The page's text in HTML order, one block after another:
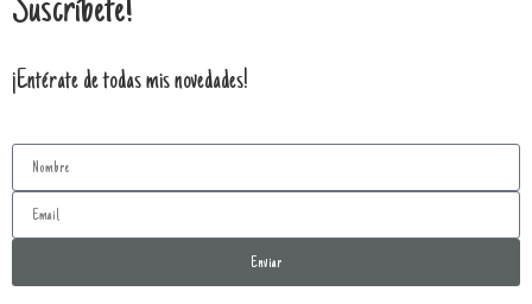
Suscríbete!
¡Entérate de todas mis novedades!
Enviar